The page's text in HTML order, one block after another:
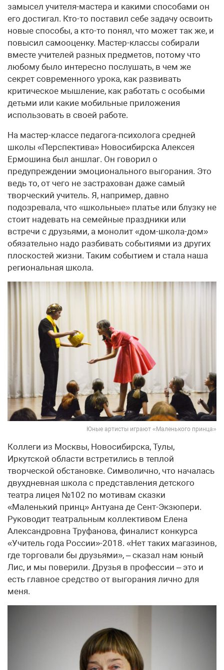
замысел учителя-мастера и какими способами он
его достигал. Кто-то поставил себе задачу освоить
новые способы, а кто-то понял, что может так же, и
повысил самооценку. Мастер-классы собирали
вместе учителей разных предметов, потому что
любому было интересно послушать, в чем же
секрет современного урока, как развивать
критическое мышление, как работать с особыми
детьми или какие мобильные приложения
использовать в своей работе.
На мастер-классе педагога-психолога средней
школы «Перспектива» Новосибирска Алексея
Ермошина был аншлаг. Он говорил о
предупреждении эмоционального выгорания. Это
ведь то, от чего не застрахован даже самый
творческий учитель. Я, например, давно
подозревала, что «школьные» платье или блузку не
стоит надевать на семейные праздники или
встречи с друзьями, а монолит «дом-школа-дом»
обязательно надо разбивать событиями из других
плоскостей жизни. Таким событием и стала наша
региональная школа.
Юные артисты играют «Маленького принца»
Коллеги из Москвы, Новосибирска, Тулы,
Иркутской области встретились в теплой
творческой обстановке. Символично, что началась
двухдневная школа с представления детского
театра лицея №102 по мотивам сказки
«Маленький принц» Антуана де Сент-Экзюпери.
Руководит театральным коллективом Елена
Александровна Труфанова, финалист конкурса
«Учитель года России»-2018. «Нет таких магазинов,
где торговали бы друзьями», – сказал нам юный
Лис, и мы поверили. Друзья в профессии – это и
есть главное средство от выгорания лично для
меня.